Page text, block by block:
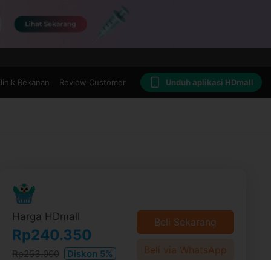
Rekanan Review Customer Unduh aplikasi HDmall
Harga HDmall
Rp240.350
Rp253.000 Diskon 5%
Beli Sekarang
Beli via WhatsApp